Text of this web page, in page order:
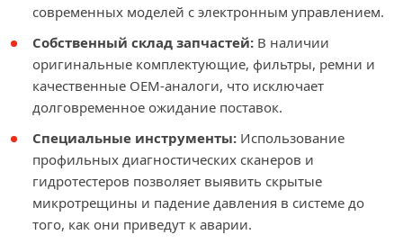
современных моделей с электронным управлением.
Собственный склад запчастей: В наличии
оригинальные комплектующие, фильтры, ремни и
качественные OEM-аналоги, что исключает
долговременное ожидание поставок.
Специальные инструменты: Использование
профильных диагностических сканеров и
гидротестеров позволяет выявить скрытые
микротрещины и падение давления в системе до
того, как они приведут к аварии.